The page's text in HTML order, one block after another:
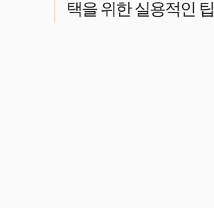
택을 위한 실용적인 팁